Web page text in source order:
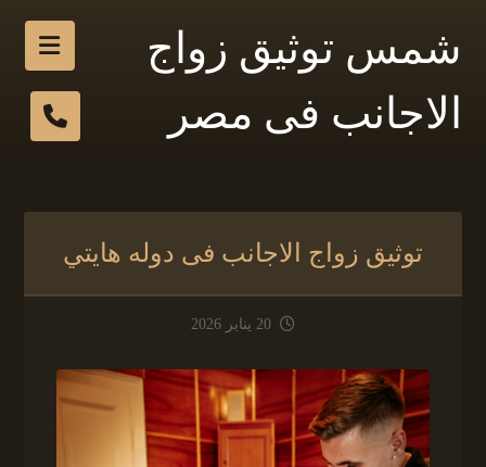
شمس توثيق زواج
الاجانب فى مصر
توثيق زواج الاجانب فى دوله هايتي
20 يناير 2026